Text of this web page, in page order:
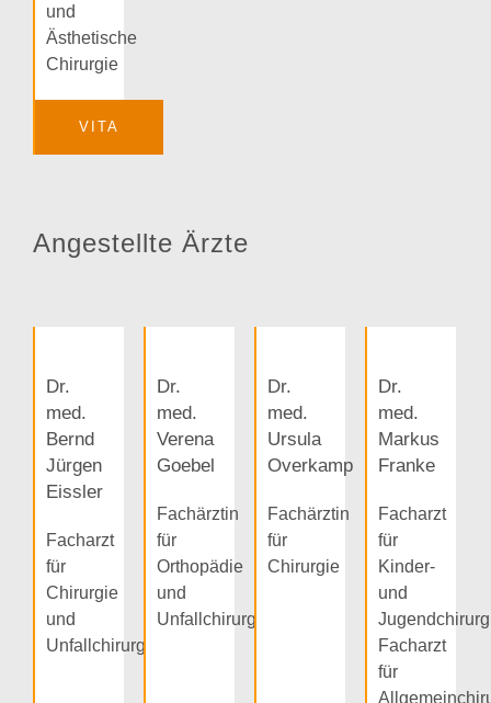
und
Ästhetische
Chirurgie
VITA
Angestellte Ärzte
Dr.
med.
Bernd
Jürgen
Eissler
Facharzt
für
Chirurgie
und
Unfallchirurgie
Dr.
med.
Verena
Goebel
Fachärztin
für
Orthopädie
und
Unfallchirurgie
Dr.
med.
Ursula
Overkamp
Fachärztin
für
Chirurgie
Dr.
med.
Markus
Franke
Facharzt
für
Kinder-
und
Facharzt
für